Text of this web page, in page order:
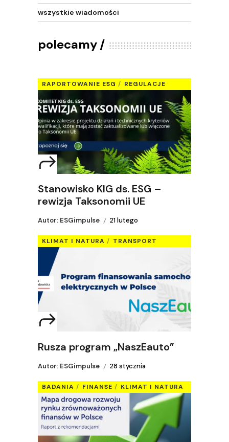
wszystkie wiadomości
polecamy
RAPORTOWANIE ESG REGULACJE
Stanowisko KIG ds. ESG –
rewizja Taksonomii UE
Autor: ESGimpulse 21 lutego
KLIMAT I NATURA TRANSPORT
Rusza program „NaszEauto”
Autor: ESGimpulse 28 stycznia
BADANIA FINANSE KLIMAT I NATURA